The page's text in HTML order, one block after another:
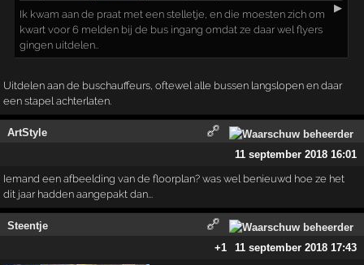
▶
Ik kwam aan de praat met een stelletje, en die moesten zich om
kwart voor 6 melden bij de bus ingang omdat ze daar wel flyers
gingen uitdelen..
Uitdelen aan de buschauffeurs, oftewel alle bussen langslopen en daar
een stapel achterlaten.
ArtStyle
11 september 2018 16:01
Iemand een afbeelding van de floorplan? was wel benieuwd hoe ze het
dit jaar hadden aangepakt dan...
Steentje
+1
11 september 2018 17:43